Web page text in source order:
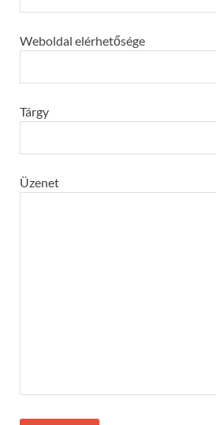
Weboldal elérhetősége
Tárgy
Üzenet